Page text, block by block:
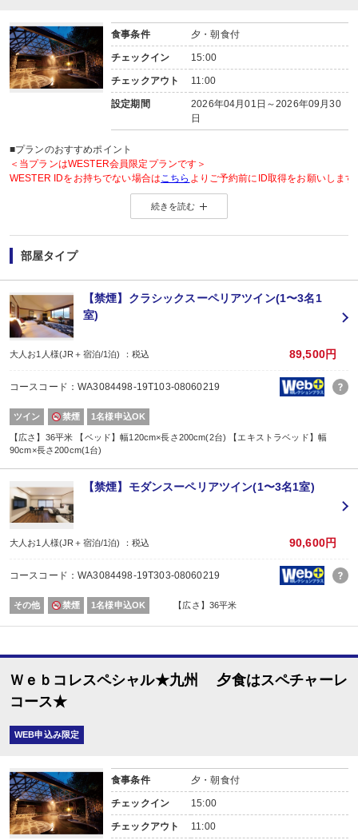
食事条件 夕・朝食付
チェックイン 15:00
チェックアウト 11:00
設定期間
2026年04月01日～2026年09月30
日
■プランのおすすめポイント
＜当プランはWESTER会員限定プランです＞
WESTER IDをお持ちでない場合はこちら よりご予約前にID取得をお願いします
◆WESTER会員様に「もらってうれしい」WESTERポイント2倍◆
＜WESTERポイントについて＞
旅行プラン利用分のWESTERポイント(通常)と同数分のWESTERポイント(期
WESTERポイント(期間・用途限定)は、ご旅行出発月の翌々月初旬の付与(予
WESTERポイントの後付けはできません。
旅行プランをお申し込み後、予約内容変更・人数変更・キャンセルされた場合
おとな・こども共、有料人員の方がポイント対象です。（添寝幼児は対象外）
【お楽しみメニュー】
・記念日(誕生日・結婚記念日・ハネムーン)のお客様に、
※記念日の前後30日間が適応です。証明できるものをお持ちください。
※ご希望の場合は、予約条件入力の画面で該当の記念日内容をお選びくださ
※1名様1室でご利用の場合、誕生日以外は適用できません。
【ご案内】
■最終チェックインは20:00となります。
■お部屋は正ベッド2台＋エキストラベッド1台となります。
【2名1室でご利用の場合】おとな1名＋こども1名OK♪
■2名1室ご利用の場合、
おとな1名＋こども1名ご利用でも、お子様はこども代金でOK♪
※通常「おとな1名＋こども1名」で2名1室ご利用の場合、お子様はおとなと同
レストラン
内容:
なお小麦、魚のアレルギーには対応できませんのでご了承ください。
■朝食
レストラン
洋定食
続きを読む
部屋タイプ
【禁煙】クラシックスーペリアツイン(1〜3名1
室)
大人お1人様(JR＋宿泊/1泊) ：税込 89,500円
コースコード：WA3084498-19T103-08060219
ツイン 禁煙 1名様申込OK
【広さ】36平米 【ベッド】幅120cm×長さ200cm(2台) 【エキストラベッド】幅
90cm×長さ200cm(1台)
【禁煙】モダンスーペリアツイン(1〜3名1室)
大人お1人様(JR＋宿泊/1泊) ：税込 90,600円
コースコード：WA3084498-19T303-08060219
その他 禁煙 1名様申込OK 【広さ】36平米
Ｗｅｂコレスペシャル★九州 夕食はスペチャーレ
コース★
WEB申込み限定
食事条件 夕・朝食付
チェックイン 15:00
チェックアウト 11:00